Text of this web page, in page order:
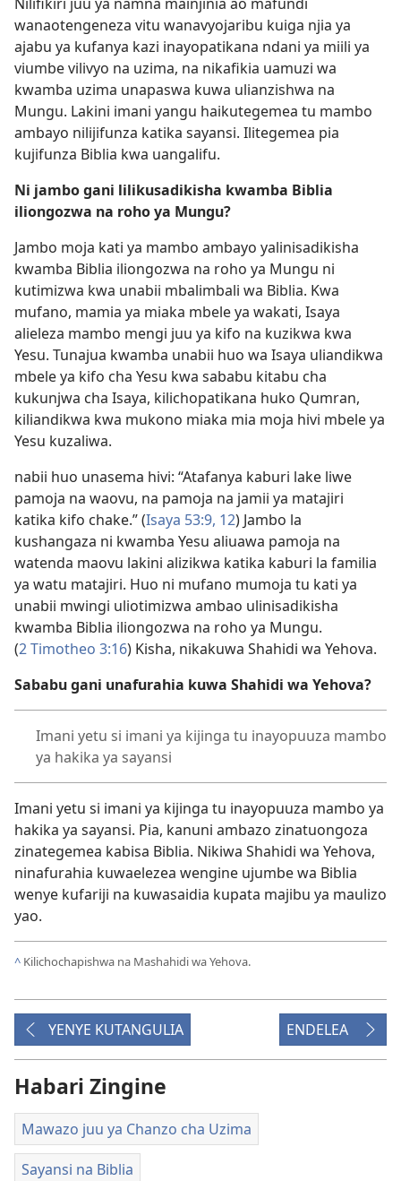
wanaotengeneza vitu wanavyojaribu kuiga njia ya
ajabu ya kufanya kazi inayopatikana ndani ya miili ya
viumbe vilivyo na uzima, na nikafikia uamuzi wa
kwamba uzima unapaswa kuwa ulianzishwa na
Mungu. Lakini imani yangu haikutegemea tu mambo
ambayo nilijifunza katika sayansi. Ilitegemea pia
kujifunza Biblia kwa uangalifu.
Ni jambo gani lilikusadikisha kwamba Biblia
iliongozwa na roho ya Mungu?
Jambo moja kati ya mambo ambayo yalinisadikisha
kwamba Biblia iliongozwa na roho ya Mungu ni
kutimizwa kwa unabii mbalimbali wa Biblia. Kwa
mufano, mamia ya miaka mbele ya wakati, Isaya
alieleza mambo mengi juu ya kifo na kuzikwa kwa
Yesu. Tunajua kwamba unabii huo wa Isaya uliandikwa
mbele ya kifo cha Yesu kwa sababu kitabu cha
kukunjwa cha Isaya, kilichopatikana huko Qumran,
kiliandikwa kwa mukono miaka mia moja hivi mbele ya
Yesu kuzaliwa.
nabii huo unasema hivi: “Atafanya kaburi lake liwe
pamoja na waovu, na pamoja na jamii ya matajiri
katika kifo chake.” (Isaya 53:9, 12) Jambo la
kushangaza ni kwamba Yesu aliuawa pamoja na
watenda maovu lakini alizikwa katika kaburi la familia
ya watu matajiri. Huo ni mufano mumoja tu kati ya
unabii mwingi uliotimizwa ambao ulinisadikisha
kwamba Biblia iliongozwa na roho ya Mungu.
(2 Timotheo 3:16) Kisha, nikakuwa Shahidi wa Yehova.
Sababu gani unafurahia kuwa Shahidi wa Yehova?
Imani yetu si imani ya kijinga tu inayopuuza mambo
ya hakika ya sayansi
Imani yetu si imani ya kijinga tu inayopuuza mambo ya
hakika ya sayansi. Pia, kanuni ambazo zinatuongoza
zinategemea kabisa Biblia. Nikiwa Shahidi wa Yehova,
ninafurahia kuwaelezea wengine ujumbe wa Biblia
wenye kufariji na kuwasaidia kupata majibu ya maulizo
yao.
^ Kilichochapishwa na Mashahidi wa Yehova.
YENYE KUTANGULIA ENDELEA
Habari Zingine
Mawazo juu ya Chanzo cha Uzima
Sayansi na Biblia